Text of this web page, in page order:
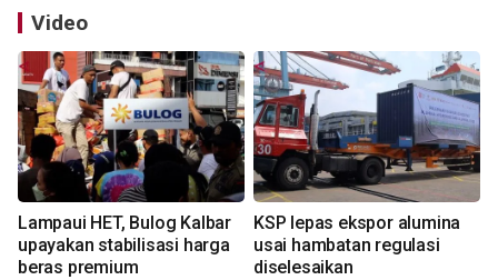
Video
Lampaui HET, Bulog Kalbar
upayakan stabilisasi harga
beras premium
KSP lepas ekspor alumina
usai hambatan regulasi
diselesaikan